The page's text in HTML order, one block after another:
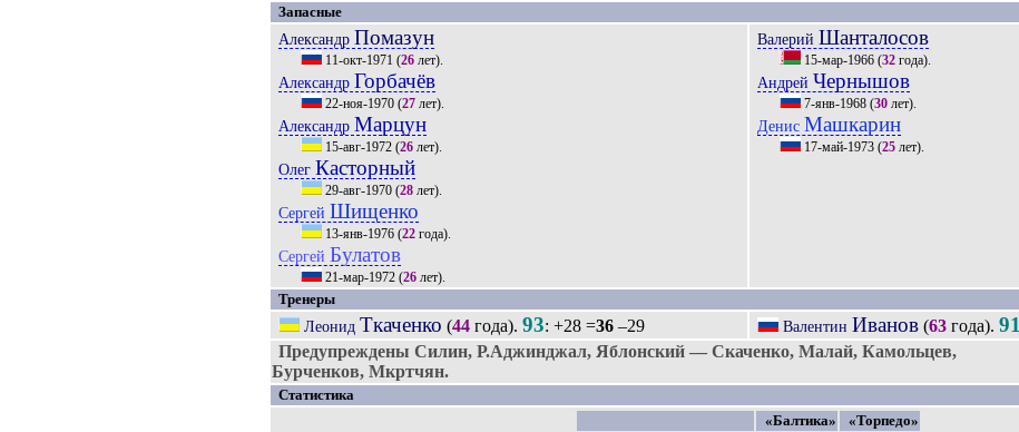
Запасные
Александр Помазун
11-окт-1971 (26 лет).
Александр Горбачёв
22-ноя-1970 (27 лет).
Александр Марцун
15-авг-1972 (26 лет).
Олег Касторный
29-авг-1970 (28 лет).
Сергей Шищенко
13-янв-1976 (22 года).
Сергей Булатов
21-мар-1972 (26 лет).
Валерий Шанталосов
15-мар-1966 (32 года).
Андрей Чернышов
7-янв-1968 (30 лет).
Денис Машкарин
17-май-1973 (25 лет).
Тренеры
ЛеонидТкаченко (44 года).93: +28 =36 –29 Валентин Иванов (63 года).91
Предупреждены Силин, Р.Аджинджал, Яблонский — Скаченко, Малай, Камольцев,
Бурченков, Мкртчян.
Статистика
«Балтика»
«Торпедо»